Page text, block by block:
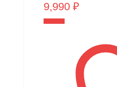
9,990 ₽